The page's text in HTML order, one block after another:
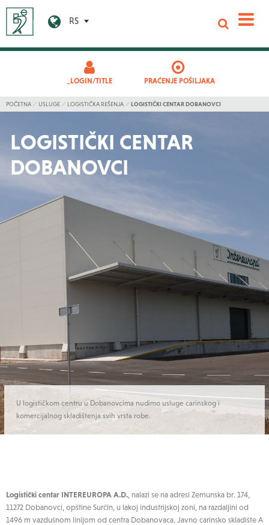
RS
_LOGIN/TITLE PRAĆENJE POŠILJAKA
POČETNA USLUGE LOGISTIČKA REŠENJA LOGISTIČKI CENTAR DOBANOVCI
LOGISTIČKI CENTAR
DOBANOVCI
U logističkom centru u Dobanovcima nudimo usluge carinskog i
komercijalnog skladištenja svih vrsta robe.
Logistički centar INTEREUROPA A.D. , nalazi se na adresi Zemunska br. 174,
11272 Dobanovci, opštine Surčin, u lakoj industrijskoj zoni, na razdaljini od
1496 m vazdušnom linijom od centra Dobanovaca. Javno carinsko skladište A